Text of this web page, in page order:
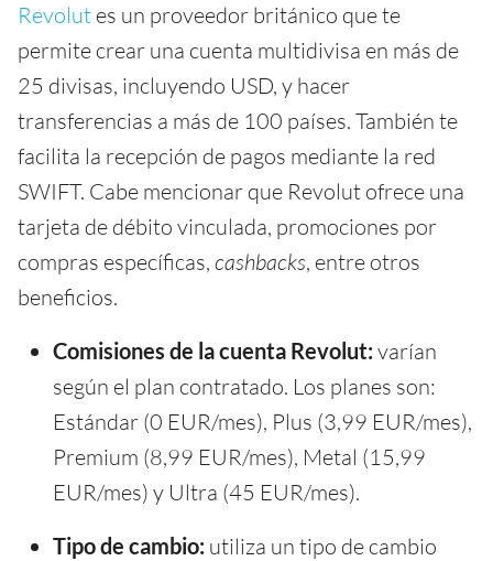
Revolut es un proveedor británico que te
permite crear una cuenta multidivisa en más de
25 divisas, incluyendo USD, y hacer
transferencias a más de 100 países. También te
facilita la recepción de pagos mediante la red
SWIFT. Cabe mencionar que Revolut ofrece una
tarjeta de débito vinculada, promociones por
compras específicas, cashbacks, entre otros
beneficios.
Comisiones de la cuenta Revolut: varían
según el plan contratado. Los planes son:
Estándar (0 EUR/mes), Plus (3,99 EUR/mes),
Premium (8,99 EUR/mes), Metal (15,99
EUR/mes) y Ultra (45 EUR/mes).
Tipo de cambio: utiliza un tipo de cambio